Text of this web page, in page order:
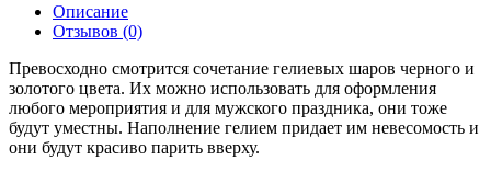
Описание
Отзывов (0)
Превосходно смотрится сочетание гелиевых шаров черного и
золотого цвета. Их можно использовать для оформления
любого мероприятия и для мужского праздника, они тоже
будут уместны. Наполнение гелием придает им невесомость и
они будут красиво парить вверху.